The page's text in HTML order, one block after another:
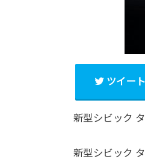
ツイート
新型シビック
新型シビック